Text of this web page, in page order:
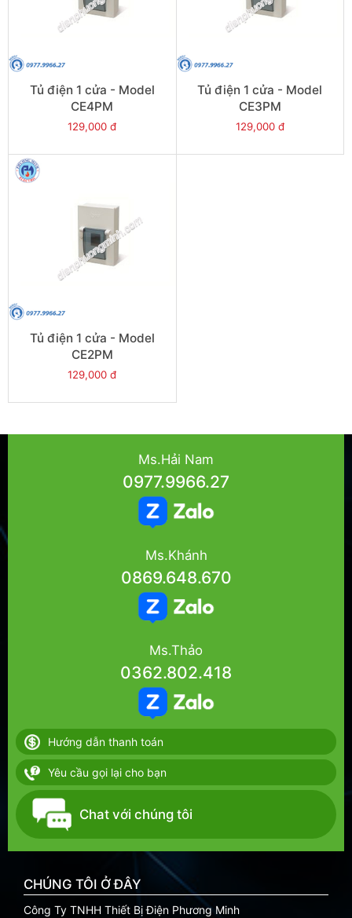
Tủ điện 1 cửa - Model
CE4PM
129,000 đ
Tủ điện 1 cửa - Model
CE3PM
129,000 đ
Tủ điện 1 cửa - Model
CE2PM
129,000 đ
Ms.Hải Nam
0977.9966.27
Ms.Khánh
0869.648.670
Ms.Thảo
0362.802.418
Hướng dẫn thanh toán
Yêu cầu gọi lại cho bạn
Chat với chúng tôi
CHÚNG TÔI Ở ĐÂY
Công Ty TNHH Thiết Bị Điện Phương Minh